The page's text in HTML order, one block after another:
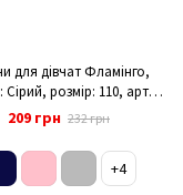
для дівчат Фламінго,
Сірий, розмір: 110, арт.
921-1109
209 грн 232 грн
+4